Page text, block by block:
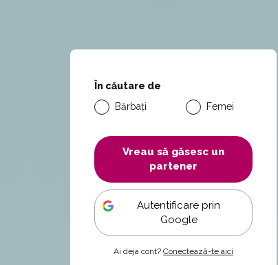
În căutare de
Bărbați
Femei
Vreau să găsesc un
partener
Autentificare prin
Google
Ai deja cont? Conectează-te aici